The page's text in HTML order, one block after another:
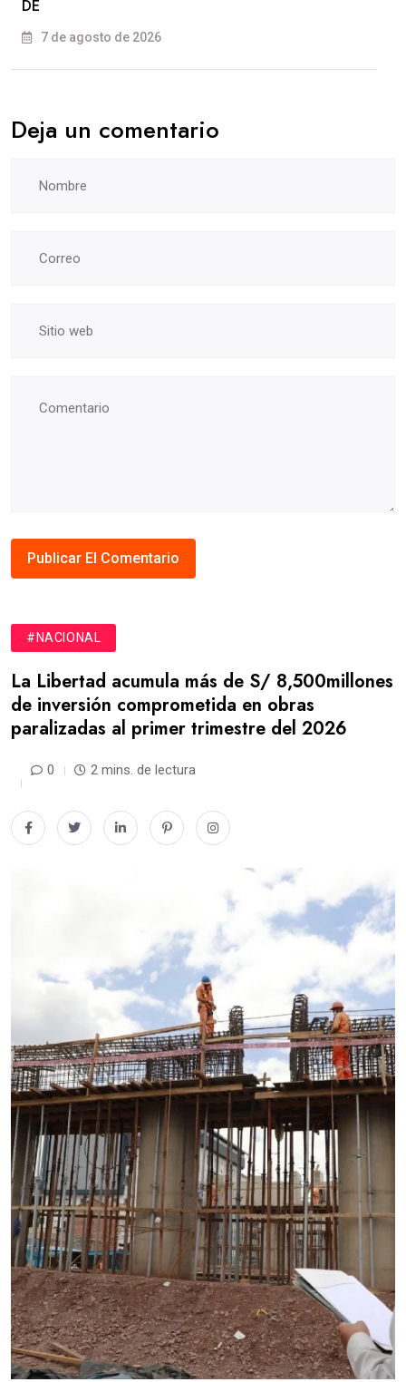
DE
7 de agosto de 2026
Deja un comentario
#NACIONAL
La Libertad acumula más de S/ 8,500millones
de inversión comprometida en obras
paralizadas al primer trimestre del 2026
0 2 mins. de lectura